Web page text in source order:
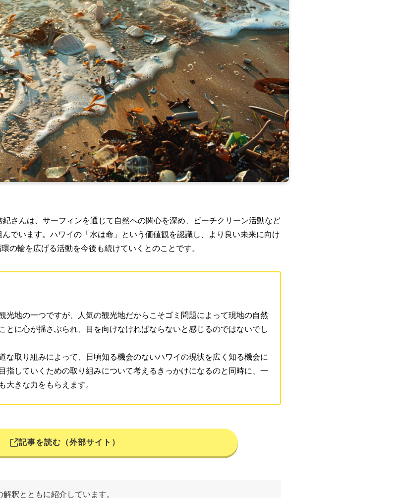
さんは、サーフィンを通じて自然への関心を深め、ビーチクリーン活動など
でいます。ハワイの「水は命」という価値観を認識し、より良い未来に向け
の輪を広げる活動を今後も続けていくとのことです。
光地の一つですが、人気の観光地だからこそゴミ問題によって現地の自然
とに心が揺さぶられ、目を向けなければならないと感じるのではないでし
な取り組みによって、日頃知る機会のないハワイの現状を広く知る機会に
指していくための取り組みについて考えるきっかけになるのと同時に、一
大きな力をもらえます。
記事を読む（外部サイト）
釈とともに紹介しています。